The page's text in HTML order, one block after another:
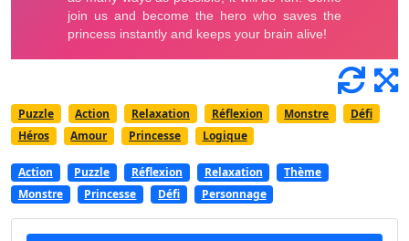
Puzzle Action Relaxation Réflexion Monstre
Défi
Héros
Amour Princesse Logique
Action Puzzle Réflexion Relaxation
Thème
Monstre
Princesse Défi Personnage